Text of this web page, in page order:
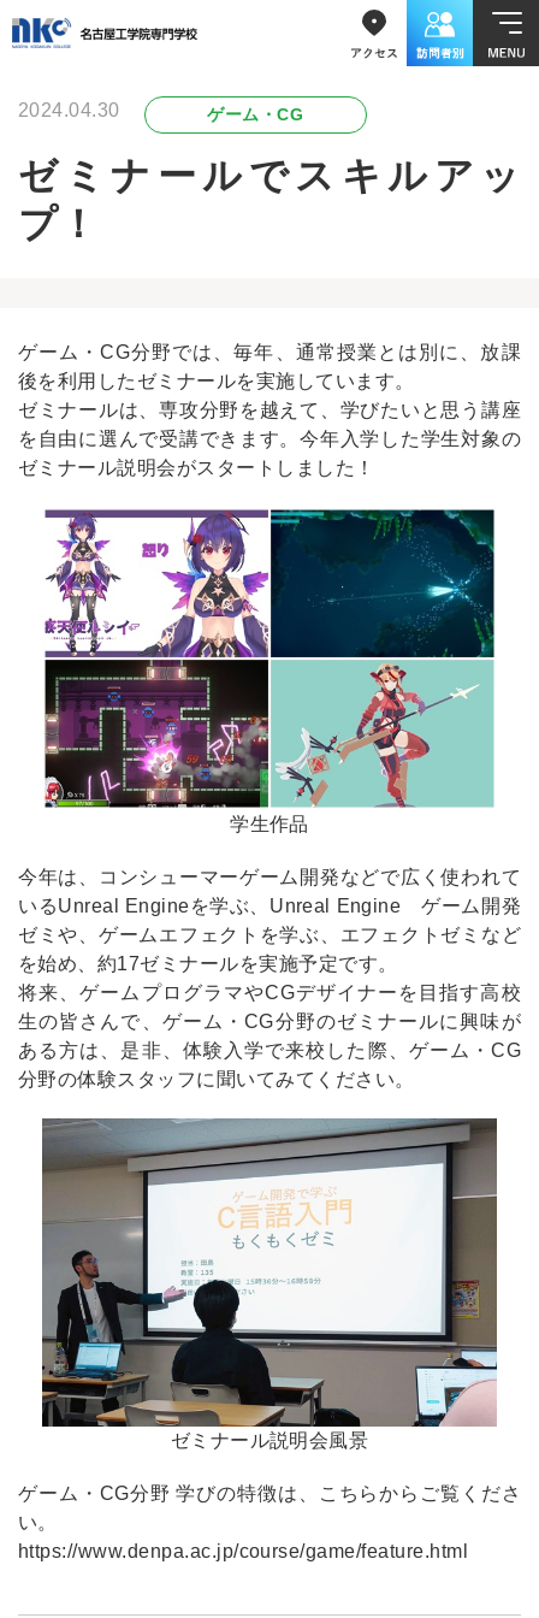
2024.04.30 ゲーム・CG
ゼミナールでスキルアッ
プ！
ゲーム・CG分野では、毎年、通常授業とは別に、放課
後を利用したゼミナールを実施しています。
ゼミナールは、専攻分野を越えて、学びたいと思う講座
を自由に選んで受講できます。今年入学した学生対象の
ゼミナール説明会がスタートしました！
学生作品
今年は、コンシューマーゲーム開発などで広く使われて
いるUnreal Engineを学ぶ、Unreal Engine ゲーム開発
ゼミや、ゲームエフェクトを学ぶ、エフェクトゼミなど
を始め、約17ゼミナールを実施予定です。
将来、ゲームプログラマやCGデザイナーを目指す高校
生の皆さんで、ゲーム・CG分野のゼミナールに興味が
ある方は、是非、体験入学で来校した際、ゲーム・CG
分野の体験スタッフに聞いてみてください。
ゼミナール説明会風景
ゲーム・CG分野 学びの特徴は、こちらからご覧くださ
い。
https://www.denpa.ac.jp/course/game/feature.html